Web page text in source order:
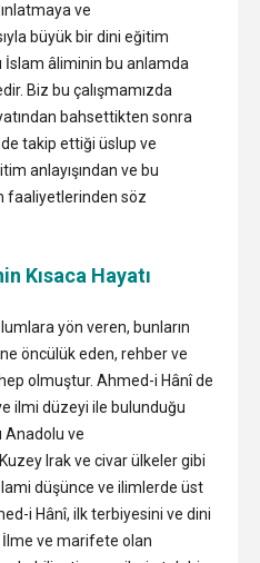
ve
büyük bir dini eğitim
âliminin bu anlamda
Biz bu çalışmamızda
bahsettikten sonra
takip ettiği üslup ve
anlayışından ve bu
faaliyetlerinden söz
Kısaca Hayatı
yön veren, bunların
öncülük eden, rehber ve
olmuştur. Ahmed-i Hânî de
ilmi düzeyi ile bulunduğu
Anadolu ve
Irak ve civar ülkeler gibi
düşünce ve ilimlerde üst
i Hânî, ilk terbiyesini ve dini
İlme ve marifete olan